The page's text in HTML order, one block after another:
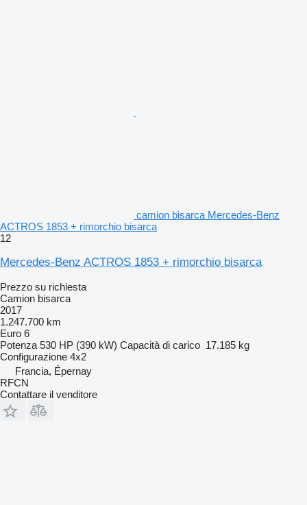
camion bisarca Mercedes-Benz
ACTROS 1853 + rimorchio bisarca
12
Mercedes-Benz ACTROS 1853 + rimorchio bisarca
Prezzo su richiesta
Camion bisarca
2017
1.247.700 km
Euro 6
Potenza 530 HP (390 kW) Capacità di carico 17.185 kg
Configurazione 4x2
Francia, Épernay
RFCN
Contattare il venditore